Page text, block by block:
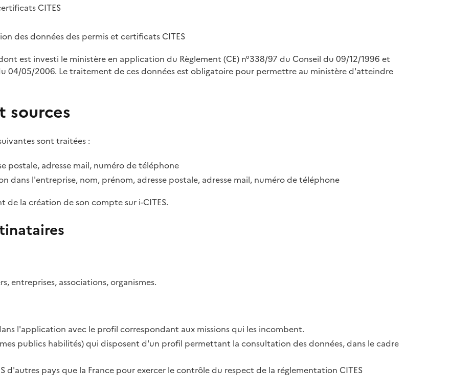
CITES
des données des permis et certificats CITES
est investi le ministère en application du Règlement (CE) n°338/97 du Conseil du 09/12/1996 et
04/05/2006. Le traitement de ces données est obligatoire pour permettre au ministère d'atteindre
sources
sont traitées :
postale, adresse mail, numéro de téléphone
dans l'entreprise, nom, prénom, adresse postale, adresse mail, numéro de téléphone
de la création de son compte sur i-CITES.
entreprises, associations, organismes.
l'application avec le profil correspondant aux missions qui les incombent.
publics habilités) qui disposent d'un profil permettant la consultation des données, dans le cadre
d'autres pays que la France pour exercer le contrôle du respect de la réglementation CITES